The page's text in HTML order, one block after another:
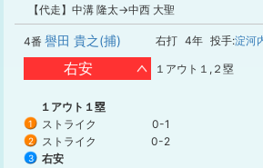
【代走】中溝 隆太→中西 大聖
4番 譽田 貴之(捕) 右打 4年 投手:淀河
右安 １アウト１,２塁
１アウト１塁
1 ストライク 0-1
2 ストライク 0-2
3
右安